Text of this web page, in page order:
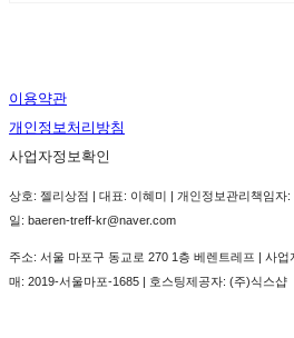
이용약관
개인정보처리방침
사업자정보확인
상호: 젤리상점 | 대표: 이혜미 | 개인정보관리책임자
일: baeren-treff-kr@naver.com
주소: 서울 마포구 동교로 270 1층 베렌트레프 | 사업
매: 2019-서울마포-1685 | 호스팅제공자: (주)식스샵